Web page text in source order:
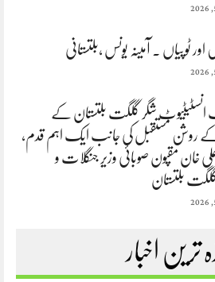
اور ٹوپیاں . آمینہ یونس ،بلتستانی
انسٹیٹیوٹ شگر گلگت بلتستان کے
کے روشن مستقبل کی جانب ایک اہم قدم،
علی خان مقپون صوبائی وزیر جنگلات و
بلتستان
ترین اخبار